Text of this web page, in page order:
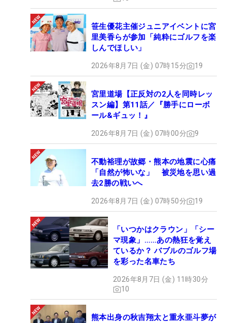
笹生優花主催ジュニアイベントに宮
里美香らが参加「純粋にゴルフを楽
しんでほしい」
2026年8月7日 (金) 07時15分 19
宮里道場【正反対の2人を同時レッ
スン編】第11話／『勝手にローボ
ール&ギュッ！』
2026年8月7日 (金) 07時00分 9
不動裕理が故郷・熊本の地震に心痛
「自然が怖いな」 被災地を思い過
去2勝の戦いへ
2026年8月7日 (金) 07時50分 19
「いつかはクラウン」「シー
マ現象」……あの熱狂を覚え
ているか？ バブルのゴルフ場
を彩った名車たち
2026年8月7日 (金) 11時30分
10
熊本出身の秋吉翔太と重永亜斗夢が